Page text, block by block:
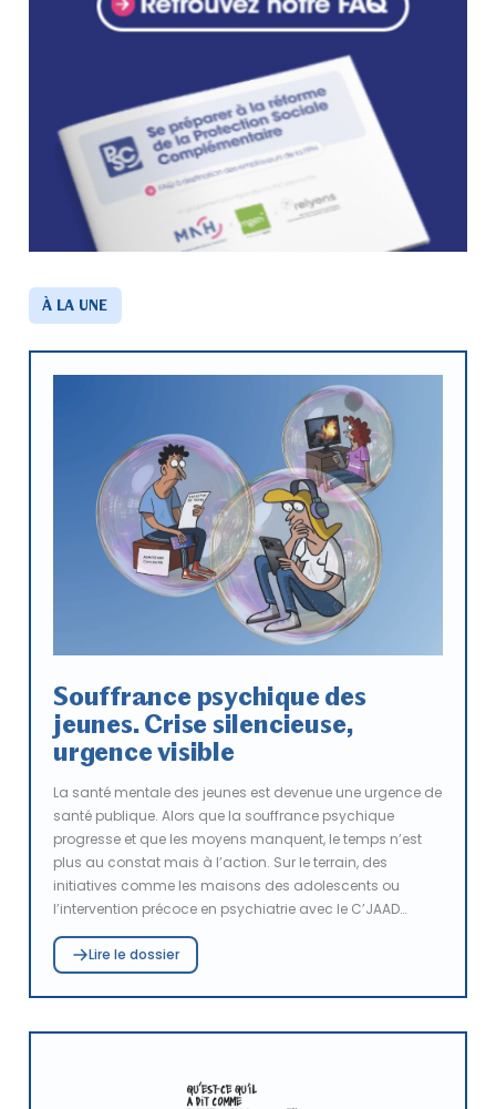
À LA UNE
Souffrance psychique des
jeunes. Crise silencieuse,
urgence visible
La santé mentale des jeunes est devenue une urgence de
santé publique. Alors que la souffrance psychique
progresse et que les moyens manquent, le temps n’est
plus au constat mais à l’action. Sur le terrain, des
initiatives comme les maisons des adolescents ou
l’intervention précoce en psychiatrie avec le C’JAAD
tentent de répondre à l’ampleur des besoins. Entre
mobilisation des professionnels et engagement citoyen,
à l’image du projet Courir pour Toi, un même impératif
s’impose : ne plus laisser la jeunesse seule face à ses
fragilités et construire collectivement une réponse à la
Lire le dossier